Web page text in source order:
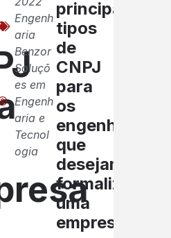
Engenh
aria
Benzor
Soluçõ
es em
Engenh
aria e
Tecnol
ogia
principais
tipos
de
CNPJ
para
os
engenheiros
que
desejam
formalizar
uma
empresa.